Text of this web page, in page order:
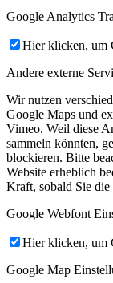
Google Analytics
Hier klicken, um
Andere externe
Wir nutzen
Google Maps und
Vimeo. Weil diese
sammeln könnten,
blockieren. Bitte
Website erheblich
Kraft, sobald Sie die
Google Webfont
Hier klicken, um
Google Map